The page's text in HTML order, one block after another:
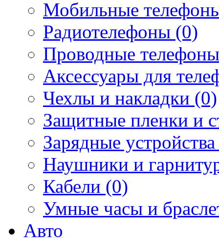
Мобильные
Радиотелефоны (0)
Проводные
Аксессуары для
Чехлы и накладки (0)
Защитные пленки и
Зарядные
Наушники и
Кабели (0)
Умные часы и
Авто